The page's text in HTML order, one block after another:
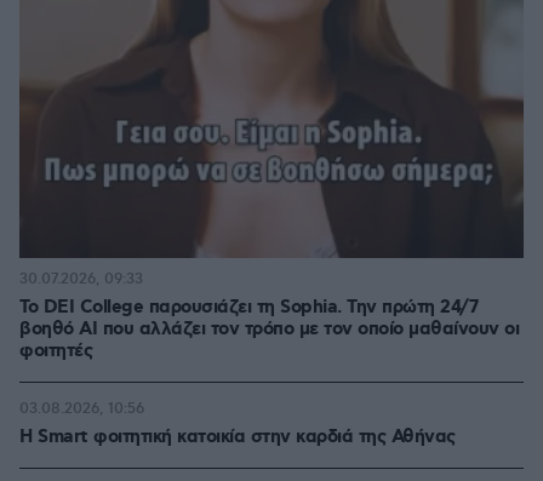
Το DEI College παρουσιάζει τη Sophia. Την πρώτη 24/7
βοηθό AI που αλλάζει τον τρόπο με τον οποίο μαθαίνουν οι
φοιτητές
30.07.2026, 09:33
Η Smart φοιτητική κατοικία στην καρδιά της Αθήνας
03.08.2026, 10:56